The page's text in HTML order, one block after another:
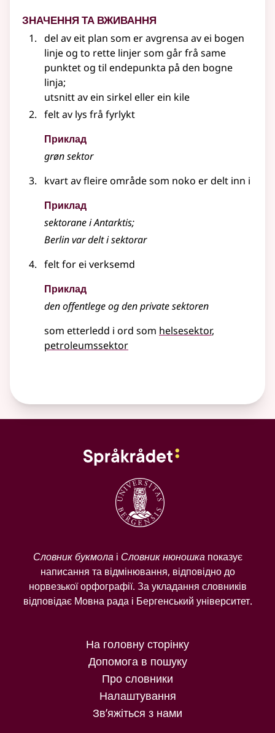
Значення та вживання
del av eit plan som er avgrensa av ei bogen
linje og to rette linjer som går frå same
punktet og til endepunkta på den bogne
linja;
utsnitt av ein sirkel eller ein kile
felt av lys frå fyrlykt
Приклад
grøn sektor
kvart av fleire område som noko er delt inn i
Приклад
sektorane i Antarktis;
Berlin var delt i sektorar
felt for ei verksemd
Приклад
den offentlege og den private sektoren
som etterledd i ord som helsesektor
petroleumssektor
Словник букмолаі Словник нюношкапоказує
написання та відмінювання, відповідно до
норвезької орфографії. За укладання словників
відповідає Мовна рада і Бергенський університет.
На головну сторінку
Допомога в пошуку
Про словники
Налаштування
Зв’яжіться з нами